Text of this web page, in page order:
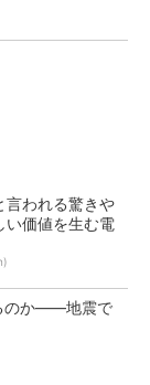
言われる驚きや
い価値を生む電
のか――地震で